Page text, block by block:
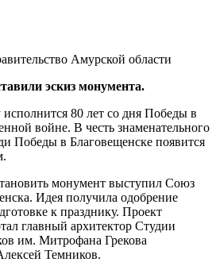
Амурской области
эскиз монумента.
80 лет со дня Победы в
войне. В честь знаменательного
Победы в Благовещенске появится
монумент выступил Союз
Идея получила одобрение
к празднику. Проект
главный архитектор Студии
им. Митрофана Грекова
Темников.